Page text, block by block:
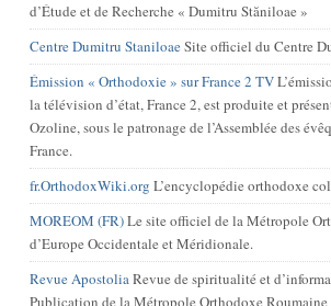
d’Étude et de Recherche « Dumitru Stăniloae »
Centre Dumitru StaniloaeSite officiel du Centre
Émission « Orthodoxie » sur France 2 TV
la télévision d’état, France 2, est produite et
Ozoline, sous le patronage de l’Assemblée des
France.
fr.OrthodoxWiki.org L’encyclopédie orthodoxe
MOREOM (FR)Le site officiel de la Métropole
d’Europe Occidentale et Méridionale.
Revue ApostoliaRevue de spiritualité et
Publication de la Métropole Orthodoxe Roumaine